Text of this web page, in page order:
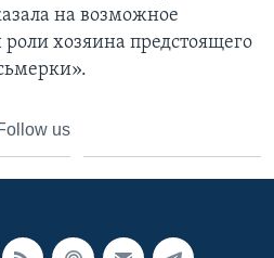
на возможное
роли хозяина предстоящего
us